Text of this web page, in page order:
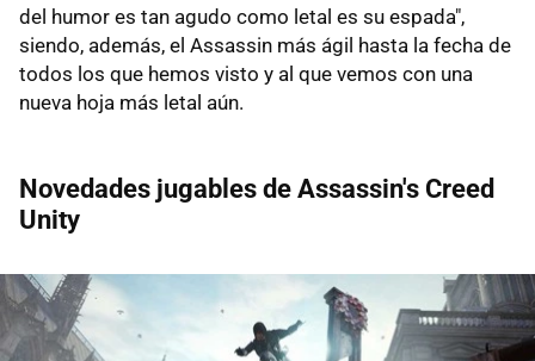
del humor es tan agudo como letal es su espada",
siendo, además, el Assassin más ágil hasta la fecha de
todos los que hemos visto y al que vemos con una
nueva hoja más letal aún.
Novedades jugables de Assassin's Creed
Unity